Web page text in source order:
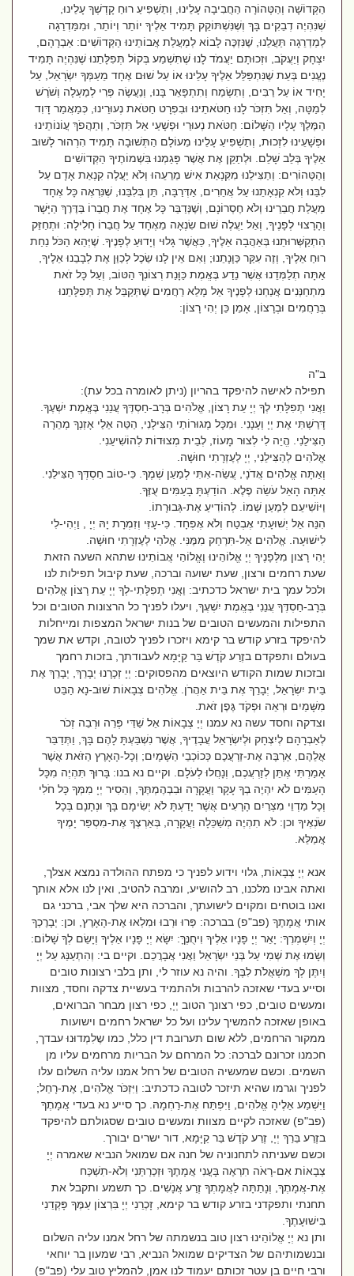
הַקְּדוֹשָׁה וְהַטְּהוֹרָה הַחֲבִיבָה עָלֵינוּ, וְתַשְׁפִּיעַ רוּחַ קָדְשְׁךָ עָלֵינוּ,
שֶׁנִּהְיֶה דְבֵקִים בָּךְ וְשֶׁנִּשְׁתּוֹקֵק תָּמִיד אֵלֶיךָ יוֹתֵר וְיוֹתֵר, וּמִמַּדְרֵגָה
לְמַדְרֵגָה תַּעֲלֵנוּ, שֶׁנִּזְכֶּה לָבוֹא לְמַעֲלַת אֲבוֹתֵינוּ הַקְּדוֹשִׁים: אַבְרָהָם,
יִצְחָק וְיַעֲקֹב, וּזְכוּתָם יַעֲמֹד לָנוּ שֶׁתִּשְׁמַע בְּקוֹל תְּפִלָּתֵנוּ שֶׁנִּהְיֶה תָּמִיד
נֶעֱנִים בְּעֵת שֶׁנִּתְפַּלֵּל אֵלֶיךָ עָלֵינוּ אוֹ עַל שׁוּם אֶחָד מֵעַמְּךָ יִשְׂרָאֵל, עַל
יָחִיד אוֹ עַל רַבִּים, וְתִשְׂמַח וְתִתְפָּאֵר בָּנוּ, וְנַעֲשֶׂה פְּרִי לְמַעְלָה וְשֹׁרֶשׁ
לְמַטָּה, וְאַל תִּזְכֹּר לָנוּ חַטֹּאתֵינוּ וּבִפְרָט חַטֹּאת נְעוּרֵינוּ, כְּמַאֲמַר דָּוִד
הַמֶּלֶךְ עָלָיו הַשָּׁלוֹם: חַטֹּאת נְעוּרַי וּפְשָׁעַי אַל תִּזְכֹּר, וְתַהֲפֹךְ עֲוֹנוֹתֵינוּ
וּפְשָׁעֵינוּ לִזְכוּת, וְתַשְׁפִּיעַ עָלֵינוּ מֵעוֹלָם הַתְּשׁוּבָה תָּמִיד הִרְהוּר לָשׁוּב
אֵלֶיךָ בְּלֵב שָׁלֵם. וּלְתַקֵּן אֶת אֲשֶׁר פָּגַמְנוּ בִּשְׁמוֹתֶיךָ הַקְּדוֹשִׁים
וְהַטְּהוֹרִים: וְתַצִּילֵנוּ מִקִּנְאַת אִישׁ מֵרֵעֵהוּ וְלֹא יַעֲלֶה קִנְאַת אָדָם עַל
לִבֵּנוּ וְלֹא קִנְאָתֵנוּ עַל אֲחֵרִים, אַדְּרַבָּה, תֵּן בְּלִבֵּנוּ, שֶׁנִּרְאֶה כָּל אֶחָד
מַעֲלַת חֲבֵרֵינוּ וְלֹא חֶסְרוֹנָם, וְשֶׁנְּדַבֵּר כָּל אֶחָד אֶת חֲבֵרוֹ בַּדֶּרֶךְ הַיָּשָׁר
וְהָרָצוּי לְפָנֶיךָ, וְאַל יַעֲלֶה שׁוּם שִׂנְאָה מֵאֶחָד עַל חֲבֵרוֹ חָלִילָה: וּתְחַזֵּק
הִתְקַשְּׁרוּתֵנוּ בְּאַהֲבָה אֵלֶיךָ, כַּאֲשֶׁר גָּלוּי וְיָדוּעַ לְפָנֶיךָ. שֶׁיְּהֵא הַכֹּל נַחַת
רוּחַ אֵלֶיךָ, וְזֶה עִקַּר כַּוָּנָתֵנוּ; וְאִם אֵין לָנוּ שֵׂכֶל לְכַוֵּן אֶת לְבָבֵנוּ אֵלֶיךָ,
אַתָּה תְלַמְּדֵנוּ אֲשֶׁר נֵדַע בֶּאֱמֶת כַּוָּנַת רְצוֹנְךָ הַטּוֹב, וְעַל כָּל זֹאת
מִתְחַנְּנִים אֲנַחְנוּ לְפָנֶיךָ אֵל מָלֵא רַחֲמִים שֶׁתְּקַבֵּל אֶת תְּפִלָּתֵנוּ
בְּרַחֲמִים וּבְרָצוֹן, אָמֵן כֵּן יְהִי רָצוֹן:
ב"ה
תפילה לאישה להיפקד בהריון (ניתן לאומרה בכל עת):
וַאֲנִי תְפִלָּתִי לְךָ יְיָ עֵת רָצוֹן, אֱלֹהִים בְּרָב-חַסְדֶּךָ עֲנֵנִי בֶּאֱמֶת יִשְׁעֶךָ.
דָּרַשְׁתִּי אֶת יְיָ וְעָנָנִי. וּמִכָּל מְגוּרוֹתַי הִצִּילָנִי, הַטֵּה אֵלַי אָזְנְךָ מְהֵרָה
הַצִּילֵנִי. הֱיֵה לִי לְצוּר מָעוֹז, לְבֵית מְצוּדוֹת לְהוֹשִׁיעֵנִי.
אֱלֹהִים לְהַצִּילֵנִי, יְיָ לְעֶזְרָתִי חוּשָׁה.
וְאַתָּה אֱלֹהִים אֲדֹנָי, עֲשֵׂה-אִתִּי לְמַעַן שְׁמֶךָ. כִּי-טוֹב חַסְדְּךָ הַצִּילֵנִי.
אַתָּה הָאֵל עֹשֵׂה פֶלֶא. הוֹדַעְתָּ בָעַמִּים עֻזֶּךָ.
וַיּוֹשִׁיעֵם לְמַעַן שְׁמוֹ. לְהוֹדִיעַ אֶת-גְּבוּרָתוֹ.
הִנֵּה אֵל יְשׁוּעָתִי אֶבְטַח וְלֹא אֶפְחָד. כִּי-עָזִּי וְזִמְרָת יָהּ יְיָ , וַיְהִי-לִי
לִישׁוּעָה. אֱלֹהִים אַל-תִּרְחַק מִמֶּנִּי. אֱלֹהַי לְעֶזְרָתִי חוּשָׁה.
יְהִי רָצון מִלְּפָנֶיךָ יְיָ אֱלוֹהֵינוּ וֶאֱלוֹהַי אֲבוֹתֵינוּ שתהא השעה הזאת
שעת רחמים ורצון, שעת ישועה וברכה, שעת קיבול תפילות לנו
ולכל עמך בית ישראל כדכתיב: וַאֲנִי תְפִלָּתִי-לְךָ יְיָ עֵת רָצוֹן אֱלֹהִים
בְּרָב-חַסְדֶּךָ עֲנֵנִי בֶּאֱמֶת יִשְׁעֶךָ, ויעלו לפניך כל הרצונות הטובים וכל
התפילות והמעשים הטובים של בנות ישראל המצפות ומייחלות
להיפקד בזרע קודש בר קימא ויזכרו לפניך לטובה, וקדש את שמך
בעולם ותפקדם בזֶרַע קֹדֶשׁ בַּר קַיָּמָא לעבודתך, בזכות רחמך
ובזכות שמות הקודש היוצאים מהפסוקים: יְיָ זְכָרָנוּ יְבָרֵךְ, יְבָרֵךְ אֶת
בֵּית יִשְׂרָאֵל, יְבָרֵךְ אֶת בֵּית אַהֲרֹן. אֱלֹהִים צְבָאוֹת שׁוּב-נָא הַבֵּט
מִשָּׁמַיִם וּרְאֵה וּפְקֹד גֶּפֶן זֹאת.
וצדקה וחסד עשה נא עמנו יְיָ צְבָאוֹת אֵל שַׁדַּי פְּרֵה וּרְבֵה זְכֹר
לְאַבְרָהָם לְיִצְחָק וּלְיִשְׂרָאֵל עֲבָדֶיךָ, אֲשֶׁר נִשְׁבַּעְתָּ לָהֶם בָּךְ, וַתְּדַבֵּר
אֲלֵהֶם, אַרְבֶּה אֶת-זַרְעֲכֶם כְּכוֹכְבֵי הַשָּׁמָיִם; וְכָל-הָאָרֶץ הַזֹּאת אֲשֶׁר
אָמַרְתִּי אֶתֵּן לְזַרְעֲכֶם, וְנָחֲלוּ לְעֹלָם. וקיים נא בנו: בָּרוּךְ תִּהְיֶה מִכָּל
הָעַמִּים לֹא יִהְיֶה בְךָ עָקָר וַעֲקָרָה וּבִבְהֶמְתֶּךָ, וְהֵסִיר יְיָ מִמְּךָ כָּל חֹלִי
וְכָל מַדְוֵי מִצְרַיִם הָרָעִים אֲשֶׁר יָדַעְתָּ לֹא יְשִׂימָם בָּךְ וּנְתָנָם בְּכָל
שֹׂנְאֶיךָ וכן: לֹא תִהְיֶה מְשַׁכֵּלָה וַעֲקָרָה, בְּאַרְצֶךָ אֶת-מִסְפַּר יָמֶיךָ
אֲמַלֵּא.
אנא יְיָ צְבָאוֹת, גלוי וידוע לפניך כי מפתח ההולדה נמצא אצלך,
ואתה אבינו מלכנו, רב להושיע, ומרבה להטיב, ואין לנו אלא אותך
ואנו בוטחים ומקוים לישועתך, והברכה היא שלך אבי, ברכני גם
אותי אֲמָתֶךָ (פב"פ) בברכה: פְּרוּ וּרְבוּ וּמִלְאוּ אֶת-הָאָרֶץ, וכן: יְבָרֶכְךָ
יְיָ וְיִשְׁמְרֶךָ: יָאֵר יְיָ פָּנָיו אֵלֶיךָ וִיחֻנֶּךָּ: יִשָּׂא יְיָ פָּנָיו אֵלֶיךָ וְיָשֵׂם לְךָ שָׁלוֹם:
וְשָׂמוּ אֶת שְׁמִי עַל בְּנֵי יִשְׂרָאֵל וַאֲנִי אֲבָרֲכֵם. וקיים בי: וְהִתְעַנַּג עַל יְיָ
וְיִתֶּן לְךָ מִשְׁאֲלֹת לִבֶּךָ. והיה נא עוזר לי, ותן בלבי רצונות טובים
וסייע בעדי שאזכה להרבות ולהתמיד בעשיית צדקה וחסד, מצוות
ומעשים טובים, כפי רצונך הטוב יְיָ, כפי רצון מבחר הברואים,
באופן שאזכה להמשיך עלינו ועל כל ישראל רחמים וישועות
ממקור הרחמים, ללא שום תערובת דין כלל, כמו שֶלִמְדוּנוּ עבדך,
חכמנו זכרונם לברכה: כל המרחם על הבריות מרחמים עליו מן
השמים. וכשם שמעשיה הטובים של רחל אמנו עליה השלום עלו
לפניך וגרמו שהיא תיזכר לטובה כדכתיב: וַיִּזְכֹּר אֱלֹהִים, אֶת-רָחֵל;
וַיִּשְׁמַע אֵלֶיהָ אֱלֹהִים, וַיִּפְתַּח אֶת-רַחְמָהּ. כך סייע נא בעדי אֲמָתֶךָ
(פב"פ) שאזכה לקיים מצוות ומעשים טובים שסגולתם להיפקד
בזֶרַע בֵּרַךְ יְיָ, זֶרַע קֹדֶשׁ בַּר קַיָּמָא, דור ישרים יבורך.
וכשם שעניתה לתחנוניה של חנה אם שמואל הנביא שאמרה יְיָ
צְבָאוֹת אִם-רָאֹה תִרְאֶה בָּעֳנִי אֲמָתֶךָ וּזְכַרְתַּנִי וְלֹא-תִשְׁכַּח
אֶת-אֲמָתֶךָ, וְנָתַתָּה לַאֲמָתְךָ זֶרַע אֲנָשִׁים. כך תשמע ותקבל את
תחנתי ותפקדני בזרע קודש בר קימא, זָכְרֵנִי יְיָ בִּרְצוֹן עַמֶּךָ פָּקְדֵנִי
בִּישׁוּעָתֶךָ.
ותן נא יְיָ אֱלוֹהֵינוּ רצון טוב בנשמתה של רחל אמנו עליה השלום
ובנשמותיהם של הצדיקים שמואל הנביא, רבי שמעון בר יוחאי
ורבי חיים בן עטר זכותם יעמוד לנו אמן, להמליץ טוב עלי (פב"פ)